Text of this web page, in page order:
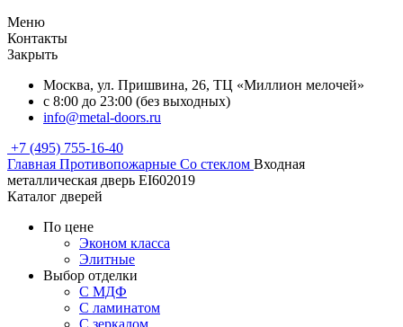
Меню
Контакты
Закрыть
Москва, ул. Пришвина, 26, ТЦ «Миллион мелочей»
с 8:00 до 23:00 (без выходных)
info@metal-doors.ru
+7 (495) 755-16-40
Главная Противопожарные Со стеклом Входная
металлическая дверь EI602019
Каталог дверей
По цене
Эконом класса
Элитные
Выбор отделки
С МДФ
С ламинатом
С зеркалом